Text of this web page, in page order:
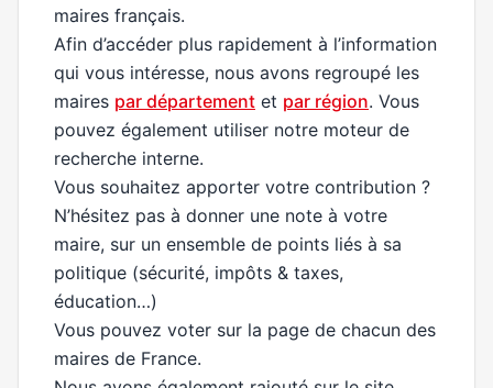
maires français.
Afin d’accéder plus rapidement à l’information
qui vous intéresse, nous avons regroupé les
maires par département et par région. Vous
pouvez également utiliser notre moteur de
recherche interne.
Vous souhaitez apporter votre contribution ?
N’hésitez pas à donner une note à votre
maire, sur un ensemble de points liés à sa
politique (sécurité, impôts & taxes,
éducation…)
Vous pouvez voter sur la page de chacun des
maires de France.